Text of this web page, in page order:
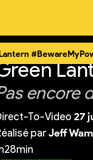
encore
To-Video 27
parJeff